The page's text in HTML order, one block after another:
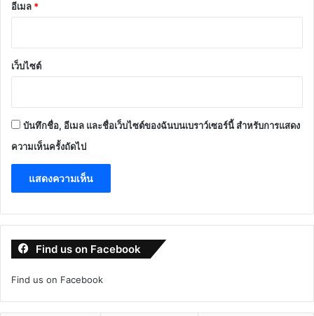
อีเมล *
เว็บไซต์
บันทึกชื่อ, อีเมล และชื่อเว็บไซต์ของฉันบนเบราว์เซอร์นี้ สำหรับการแสดง
ความเห็นครั้งถัดไป
Find us on Facebook
Find us on Facebook